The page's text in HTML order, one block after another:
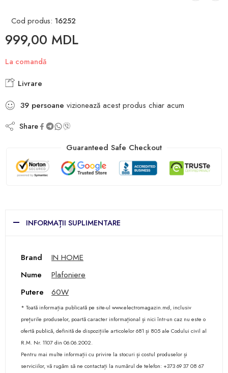
Cod produs: 16252
999,00 MDL
La comandă
Livrare
39 persoane vizionează acest produs chiar acum
Share
Guaranteed Safe Checkout
INFORMAȚII SUPLIMENTARE
Brand
IN HOME
Nume
Plafoniere
Putere
60W
* Toată informația publicată pe site-ul www.electromagazin.md, inclusiv
prețurile produselor, poartă caracter informațional și nici într-un caz nu este o
ofertă publică, definită de dispozițiile articolelor 681 și 805 ale Codului civil al
R.M. Nr. 1107 din 06.06.2002.
Pentru mai multe informații cu privire la stocuri și costul produselor și
serviciilor, vă rugăm să ne contactați la numărul de telefon: +373 69 37 08 67